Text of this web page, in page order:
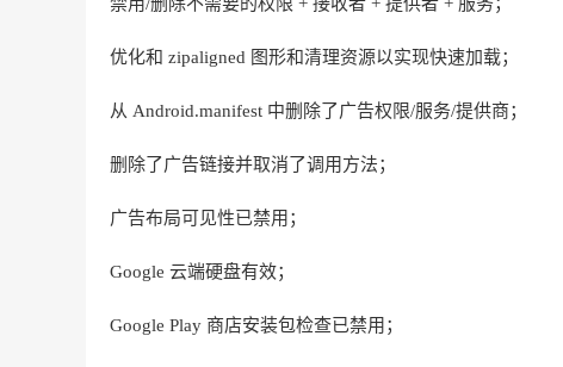
优化和 zipaligned 图形和清理资源以实现快速加载；
从 Android.manifest 中删除了广告权限/服务/提供商；
删除了广告链接并取消了调用方法；
广告布局可见性已禁用；
Google 云端硬盘有效；
Google Play 商店安装包检查已禁用；